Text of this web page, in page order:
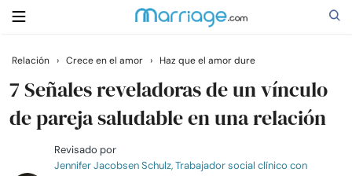
Buscar
Casarse
Relación › Crece en el amor › Haz que el amor dure
7 Señales reveladoras de un vínculo
de pareja saludable en una relación
Revisado por
Jennifer Jacobsen Schulz, Trabajador social clínico con